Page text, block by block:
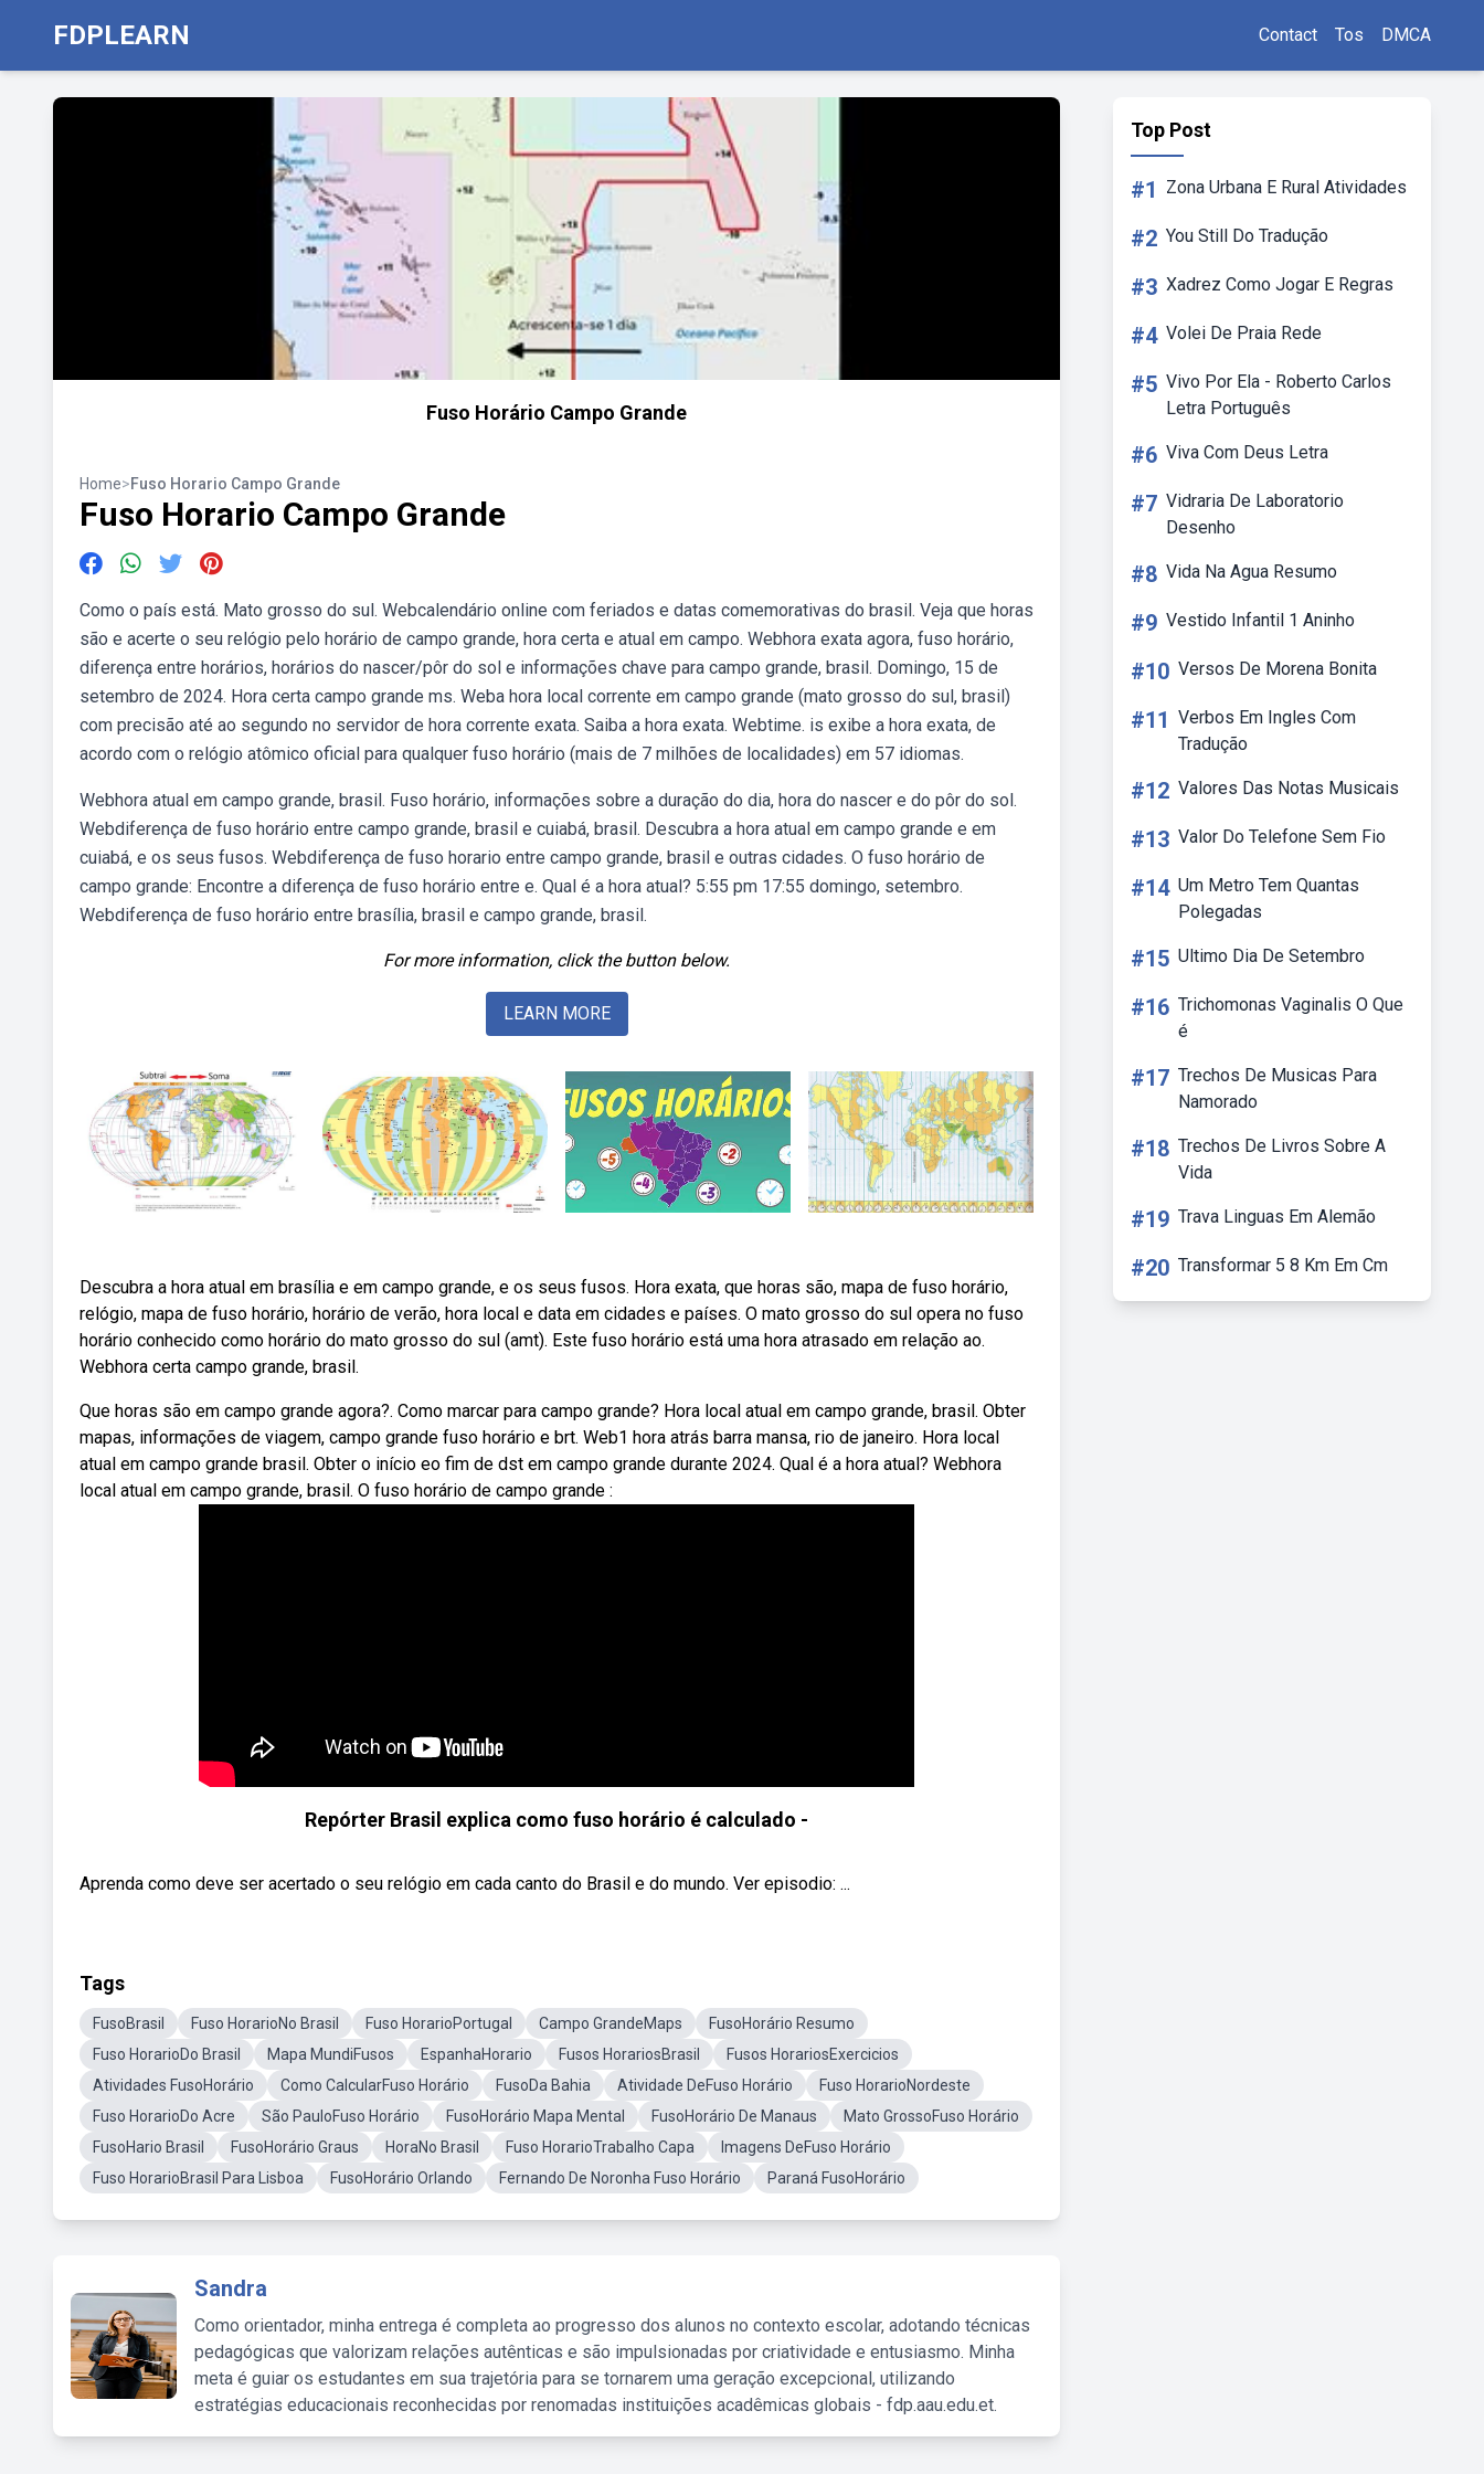
FDPLEARN Contact Tos DMCA
Fuso Horário Campo Grande
Home>Fuso Horario Campo Grande
Fuso Horario Campo Grande
Como o país está. Mato grosso do sul. Webcalendário online com feriados e datas comemorativas do brasil. Veja que horas
são e acerte o seu relógio pelo horário de campo grande, hora certa e atual em campo. Webhora exata agora, fuso horário,
diferença entre horários, horários do nascer/pôr do sol e informações chave para campo grande, brasil. Domingo, 15 de
setembro de 2024. Hora certa campo grande ms. Weba hora local corrente em campo grande (mato grosso do sul, brasil)
com precisão até ao segundo no servidor de hora corrente exata. Saiba a hora exata. Webtime. is exibe a hora exata, de
acordo com o relógio atômico oficial para qualquer fuso horário (mais de 7 milhões de localidades) em 57 idiomas.
Webhora atual em campo grande, brasil. Fuso horário, informações sobre a duração do dia, hora do nascer e do pôr do sol.
Webdiferença de fuso horário entre campo grande, brasil e cuiabá, brasil. Descubra a hora atual em campo grande e em
cuiabá, e os seus fusos. Webdiferença de fuso horario entre campo grande, brasil e outras cidades. O fuso horário de
campo grande: Encontre a diferença de fuso horário entre e. Qual é a hora atual? 5:55 pm 17:55 domingo, setembro.
Webdiferença de fuso horário entre brasília, brasil e campo grande, brasil.
For more information, click the button below.
LEARN MORE
Descubra a hora atual em brasília e em campo grande, e os seus fusos. Hora exata, que horas são, mapa de fuso horário,
relógio, mapa de fuso horário, horário de verão, hora local e data em cidades e países. O mato grosso do sul opera no fuso
horário conhecido como horário do mato grosso do sul (amt). Este fuso horário está uma hora atrasado em relação ao.
Webhora certa campo grande, brasil.
Que horas são em campo grande agora?. Como marcar para campo grande? Hora local atual em campo grande, brasil. Obter
mapas, informações de viagem, campo grande fuso horário e brt. Web1 hora atrás barra mansa, rio de janeiro. Hora local
atual em campo grande brasil. Obter o início eo fim de dst em campo grande durante 2024. Qual é a hora atual? Webhora
local atual em campo grande, brasil. O fuso horário de campo grande :
Repórter Brasil explica como fuso horário é calculado -
Aprenda como deve ser acertado o seu relógio em cada canto do Brasil e do mundo. Ver episodio: ...
Tags
FusoBrasil Fuso HorarioNo Brasil Fuso HorarioPortugal Campo GrandeMaps
FusoHorário Resumo
Fuso HorarioDo Brasil
Mapa MundiFusos EspanhaHorario Fusos HorariosBrasil
Fusos HorariosExercicios
Atividades FusoHorário
Como CalcularFuso Horário FusoDa Bahia Atividade DeFuso Horário
Fuso HorarioNordeste
Fuso HorarioDo Acre
São PauloFuso Horário FusoHorário Mapa Mental FusoHorário De Manaus
Mato GrossoFuso Horário
FusoHario Brasil
FusoHorário Graus HoraNo Brasil Fuso HorarioTrabalho Capa
Imagens DeFuso Horário
Fuso HorarioBrasil Para Lisboa
FusoHorário Orlando Fernando De Noronha Fuso Horário Paraná FusoHorário
Sandra
Como orientador, minha entrega é completa ao progresso dos alunos no contexto escolar, adotando técnicas
pedagógicas que valorizam relações autênticas e são impulsionadas por criatividade e entusiasmo. Minha
meta é guiar os estudantes em sua trajetória para se tornarem uma geração excepcional, utilizando
estratégias educacionais reconhecidas por renomadas instituições acadêmicas globais - fdp.aau.edu.et.
Top Post
#1 Zona Urbana E Rural Atividades
#2 You Still Do Tradução
#3 Xadrez Como Jogar E Regras
#4 Volei De Praia Rede
#5 Vivo Por Ela - Roberto Carlos
Letra Português
#6 Viva Com Deus Letra
#7 Vidraria De Laboratorio
Desenho
#8 Vida Na Agua Resumo
#9 Vestido Infantil 1 Aninho
#10 Versos De Morena Bonita
#11 Verbos Em Ingles Com
Tradução
#12 Valores Das Notas Musicais
#13 Valor Do Telefone Sem Fio
#14 Um Metro Tem Quantas
Polegadas
#15 Ultimo Dia De Setembro
#16 Trichomonas Vaginalis O Que
é
#17 Trechos De Musicas Para
Namorado
#18 Trechos De Livros Sobre A
Vida
#19 Trava Linguas Em Alemão
#20 Transformar 5 8 Km Em Cm